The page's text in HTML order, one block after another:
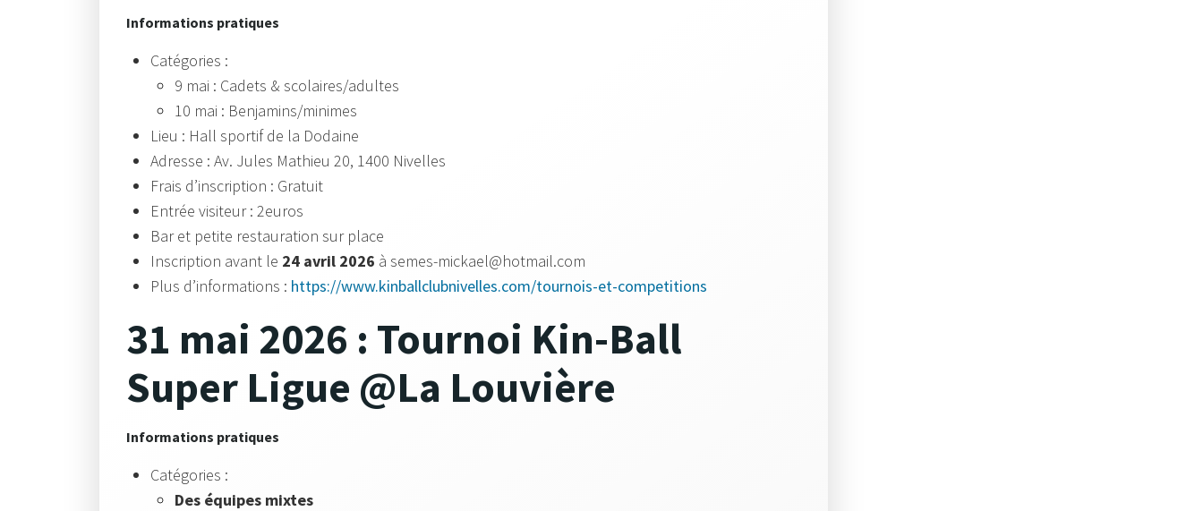
Informations pratiques
Catégories :
9 mai : Cadets & scolaires/adultes
10 mai : Benjamins/minimes
Lieu : Hall sportif de la Dodaine
Adresse : Av. Jules Mathieu 20, 1400 Nivelles
Frais d’inscription : Gratuit
Entrée visiteur : 2euros
Bar et petite restauration sur place
Inscription avant le 24 avril 2026 à semes-mickael@hotmail.com
Plus d’informations : https://www.kinballclubnivelles.com/tournois-et-competitions
31 mai 2026 : Tournoi Kin-Ball
Super Ligue @La Louvière
Informations pratiques
Catégories :
Des équipes mixtes